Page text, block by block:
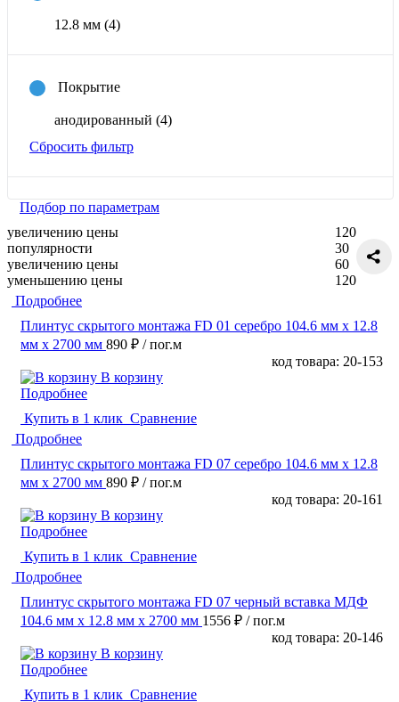
12.8 мм (4)
Покрытие
анодированный (4)
Сбросить фильтр
Подбор по параметрам
увеличению цены
популярности
увеличению цены
уменьшению цены
120
30
60
120
Подробнее
Плинтус скрытого монтажа FD 01 серебро 104.6 мм x 12.8
мм х 2700 мм 890 ₽ / пог.м
код товара: 20-153
В корзину
Подробнее
Купить в 1 клик Сравнение
Подробнее
Плинтус скрытого монтажа FD 07 серебро 104.6 мм x 12.8
мм х 2700 мм 890 ₽ / пог.м
код товара: 20-161
В корзину
Подробнее
Купить в 1 клик Сравнение
Подробнее
Плинтус скрытого монтажа FD 07 черный вставка МДФ
104.6 мм x 12.8 мм х 2700 мм 1556 ₽ / пог.м
код товара: 20-146
В корзину
Подробнее
Купить в 1 клик Сравнение